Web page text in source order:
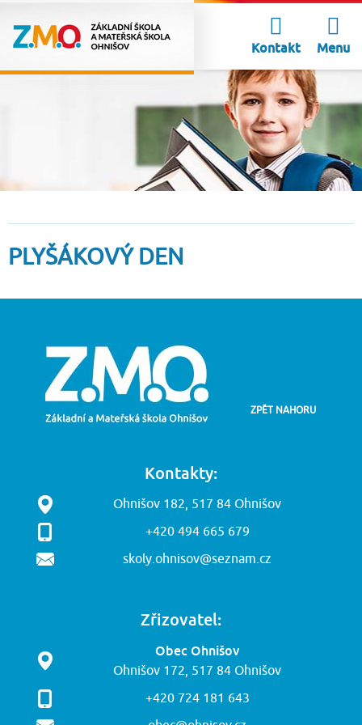
Menu
Kontakt
PLYŠÁKOVÝ DEN
Kontakty:
Ohnišov 182, 517 84 Ohnišov
+420 494 665 679
skoly.ohnisov@seznam.cz
Zřizovatel:
Obec Ohnišov
Ohnišov 172, 517 84 Ohnišov
+420 724 181 643
ZPĚT NAHORU